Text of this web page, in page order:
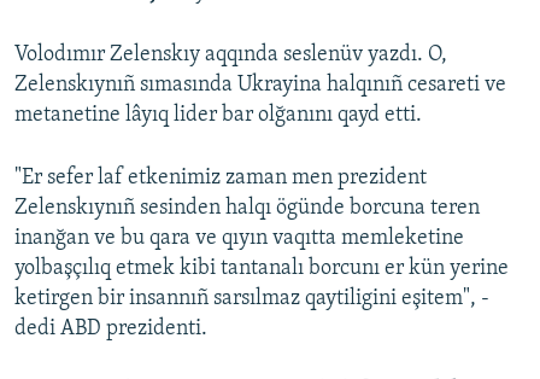
Volodımır Zelenskıy aqqında seslenüv yazdı. O,
Zelenskıynıñ sımasında Ukrayina halqınıñ cesareti ve
metanetine lâyıq lider bar olğanını qayd etti.
"Er sefer laf etkenimiz zaman men prezident
Zelenskıynıñ sesinden halqı ögünde borcuna teren
inanğan ve bu qara ve qıyın vaqıtta memleketine
yolbaşçılıq etmek kibi tantanalı borcunı er kün yerine
ketirgen bir insannıñ sarsılmaz qaytiligini eşitem", -
dedi ABD prezidenti.